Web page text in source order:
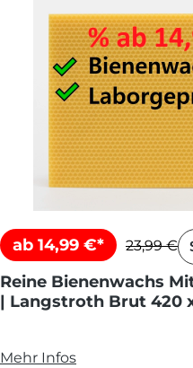
ab 14,99 €* 23,99 €
Reine Bienenwachs
| Langstroth Brut 420
Mehr Infos